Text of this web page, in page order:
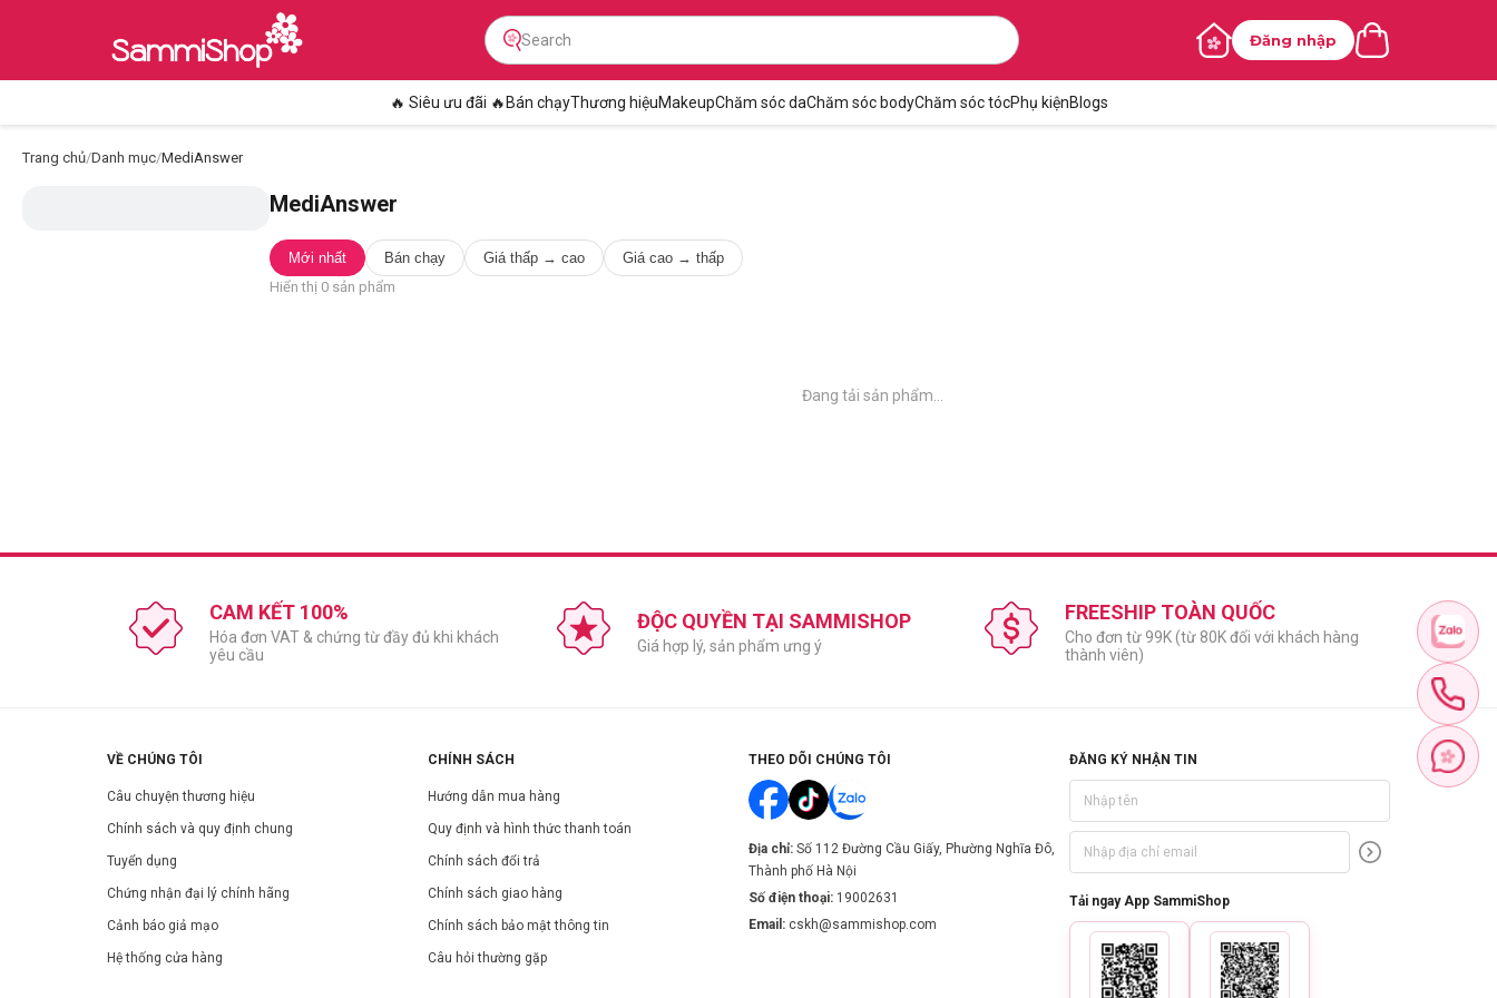
Đăng nhập
🔥 Siêu ưu đãi 🔥 Bán chạyThương hiệuMakeupChăm sóc daChăm sóc bodyChăm sóc tócPhụ kiệnBlogs
Trang chủ/Danh mục/MediAnswer
MediAnswer
Mới nhất Bán chạy Giá thấp → cao
Giá cao → thấp
Hiển thị 0 sản phẩm
Đang tải sản phẩm...
CAM KẾT 100%
Hóa đơn VAT & chứng từ đầy đủ khi khách
yêu cầu
ĐỘC QUYỀN TẠI SAMMISHOP
Giá hợp lý, sản phẩm ưng ý
FREESHIP TOÀN QUỐC
Cho đơn từ 99K (từ 80K đối với khách hàng
thành viên)
VỀ CHÚNG TÔI
Câu chuyện thương hiệu
Chính sách và quy định chung
Tuyển dụng
Chứng nhận đại lý chính hãng
Cảnh báo giả mạo
Hệ thống cửa hàng
CHÍNH SÁCH
Hướng dẫn mua hàng
Quy định và hình thức thanh toán
Chính sách đổi trả
Chính sách giao hàng
Chính sách bảo mật thông tin
Câu hỏi thường gặp
THEO DÕI CHÚNG TÔI
Địa chỉ: Số 112 Đường Cầu Giấy, Phường Nghĩa Đô,
Thành phố Hà Nội
Số điện thoại: 19002631
Email: cskh@sammishop.com
ĐĂNG KÝ NHẬN TIN
Tải ngay App SammiShop